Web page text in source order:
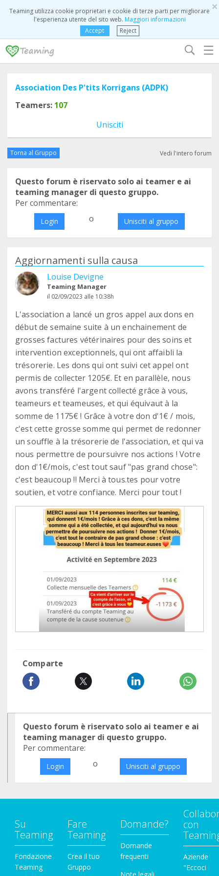
×
Teaming utilizza cookie proprietari e cookie di terze parti per migliorare
l'esperienza utente del sito web. Maggiori informazioni
Accept
Reject
☰
Association Des P'tits Korrigans (ADPK)
Teamers: 107
Unisciti
Torna al Gruppo Vedi l'intero forum
Questo forum è riservato solo ai teamer e ai
teaming manager di questo gruppo.
Per commentare:
Login o Unisciti al gruppo
Aggiornamenti sulla causa
Louise Devigne
Teaming Manager
il 02/09/2023 alle 10:38h
L'association a lancé un gros appel aux dons en
début de semaine suite à un enchainement de
grosses factures vétérinaires pour des soins et
intervention exceptionnels, qui ont affaibli la
trésorerie. Les dons qui ont suivi cet appel ont
permis de collecter 1205€. Et en parallèle, nous
avons transféré l'argent collecté grâce à vous,
teameurs et teameuses, et qui équivaut à la
somme de 1175€ ! Grâce à votre don d'1€ / mois,
c'est cette grosse somme qui permet de redonner
un souffle à la trésorerie de l'association, et qui va
nous permettre de poursuivre nos actions ! Votre
don d'1€/mois, c'est tout sauf "pas grand chose":
c'est beaucoup !! Merci à tous.tes pour votre
soutien, et votre confiance. Merci pour tout !
Comparte
Questo forum è riservato solo ai teamer e ai
teaming manager di questo gruppo.
Per commentare:
Login o Unisciti al gruppo
Su
Teaming
Fondazione
Teaming
Fare
Teaming
Crea il tuo
Gruppo
Domande?
Domande
frequenti
con
Aziende
"Eccoci